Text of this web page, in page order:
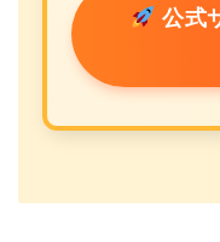
公式